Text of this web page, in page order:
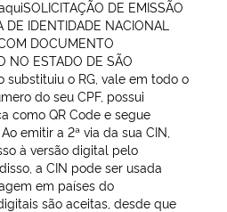
DE EMISSÃO
DE IDENTIDADE NACIONAL
DOCUMENTO
NO ESTADO DE SÃO
substituiu o RG, vale em todo o
do seu CPF, possui
como QR Code e segue
emitir a 2ª via da sua CIN,
à versão digital pelo
a CIN pode ser usada
em países do
são aceitas, desde que